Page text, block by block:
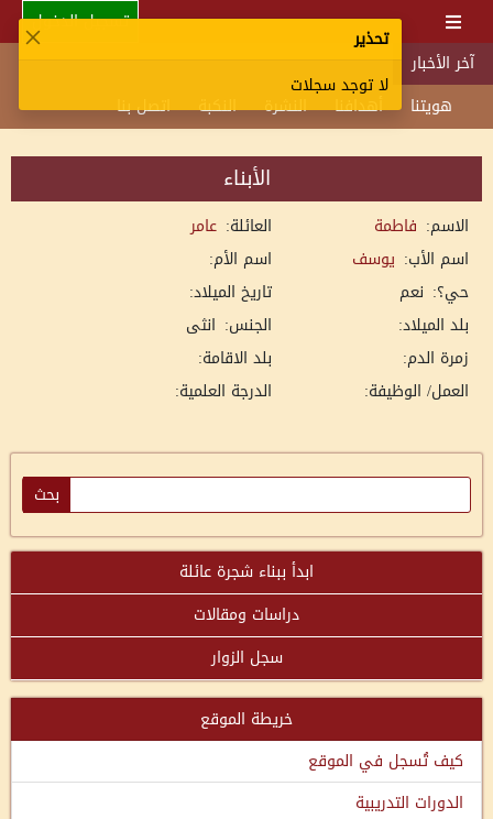
تسجيل الدخول
آخر الأخبار
هويتنا
أهدافنا النشرة النكبة اتصل بنا
الأبناء
الاسم: فاطمة العائلة: عامر
اسم الأب: يوسف
اسم الأم:
حي؟: نعم
تاريخ الميلاد:
بلد الميلاد:
الجنس: انثى
زمرة الدم:
بلد الاقامة:
العمل/ الوظيفة:
الدرجة العلمية:
ابدأ ببناء شجرة عائلة
دراسات ومقالات
سجل الزوار
خريطة الموقع
كيف تُسجل في الموقع
الدورات التدريبية
تحذير
لا توجد سجلات